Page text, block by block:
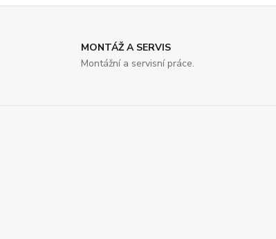
MONTÁŽ A SERVIS
Montážní a servisní práce.